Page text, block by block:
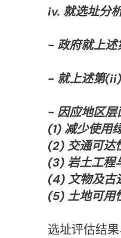
iv. 就选址分
- 政府就上述
- 就上述第
- 因应地区层
(1) 减少使用
(2) 交通可达
(3) 岩土工程
(4) 文物及古
(5) 土地可用
选址评估结